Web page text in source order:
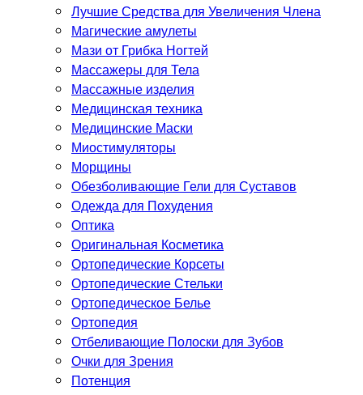
Лучшие Средства для Увеличения Члена
Магические амулеты
Мази от Грибка Ногтей
Массажеры для Тела
Массажные изделия
Медицинская техника
Медицинские Маски
Миостимуляторы
Морщины
Обезболивающие Гели для Суставов
Одежда для Похудения
Оптика
Оригинальная Косметика
Ортопедические Корсеты
Ортопедические Стельки
Ортопедическое Белье
Ортопедия
Отбеливающие Полоски для Зубов
Очки для Зрения
Потенция